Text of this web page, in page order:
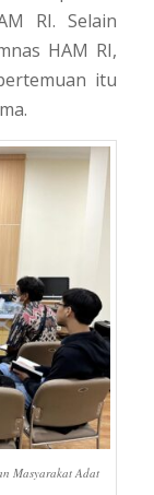
RI. Selain
HAM RI,
itu
Masyarakat Adat